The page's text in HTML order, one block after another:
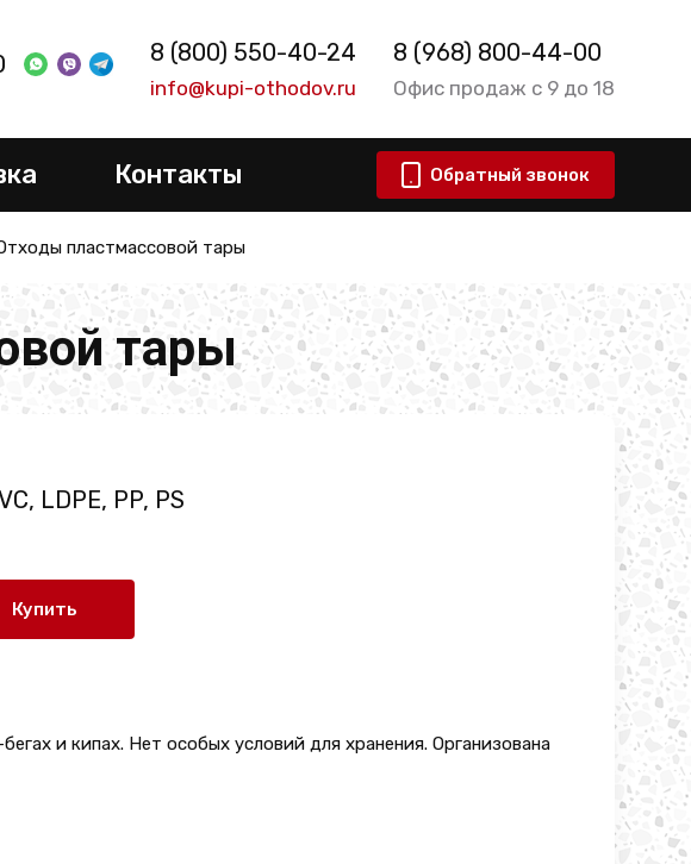
8 (800) 550-40-24
info@kupi-othodov.ru
8 (968) 800-44-00
Офис продаж с 9 до 18
Контакты Обратный звонок
пластмассовой тары
тары
LDPE, PP, PS
Купить
и кипах. Нет особых условий для хранения. Организована